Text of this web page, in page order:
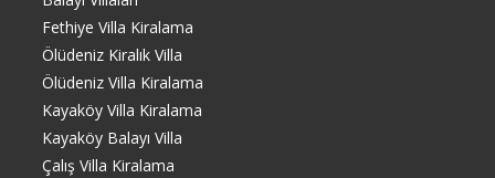
Fethiye Villa Kiralama
Ölüdeniz Kiralık Villa
Ölüdeniz Villa Kiralama
Kayaköy Villa Kiralama
Kayaköy Balayı Villa
Çalış Villa Kiralama